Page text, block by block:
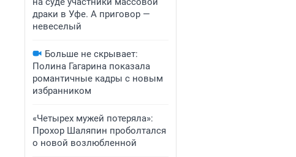
драки в Уфе. А приговор —
невеселый
Больше не скрывает:
Полина Гагарина показала
романтичные кадры с новым
избранником
«Четырех мужей потеряла»:
Прохор Шаляпин проболтался
о новой возлюбленной